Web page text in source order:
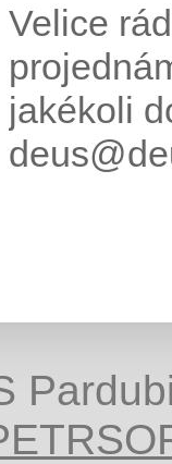
Velice
jakékoli